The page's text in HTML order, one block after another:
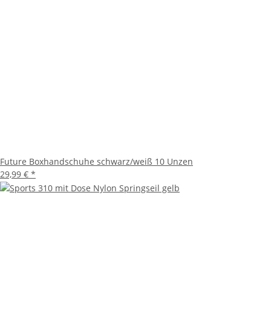
Future Boxhandschuhe schwarz/weiß 10 Unzen
29,99 € *